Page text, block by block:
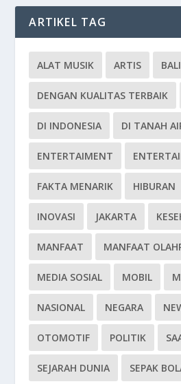
ARTIKEL TAG
ALAT MUSIK ARTIS BALI
DENGAN KUALITAS TERBAIK
DI INDONESIA DI TANAH
ENTERTAIMENT
FAKTA MENARIK HIBURAN
INOVASI JAKARTA
MANFAAT MANFAAT
MEDIA SOSIAL MOBIL
NASIONAL NEGARA
OTOMOTIF POLITIK
SEJARAH DUNIA SEPAK